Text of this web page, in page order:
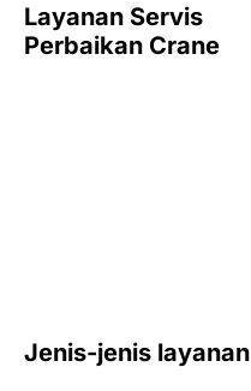
Layanan Servis
Perbaikan Crane
Jenis-jenis layanan